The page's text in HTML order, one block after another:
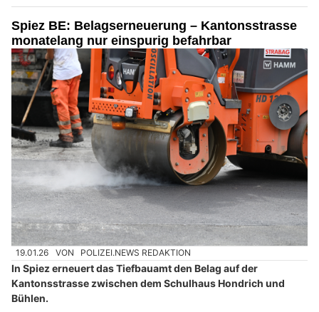
Spiez BE: Belagserneuerung – Kantonsstrasse
monatelang nur einspurig befahrbar
19.01.26 VON POLIZEI.NEWS REDAKTION
In Spiez erneuert das Tiefbauamt den Belag auf der
Kantonsstrasse zwischen dem Schulhaus Hondrich und
Bühlen.